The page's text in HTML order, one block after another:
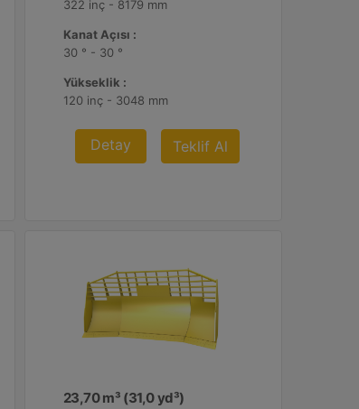
322 inç - 8179 mm
Kanat Açısı :
30 ° - 30 °
Yükseklik :
120 inç - 3048 mm
Detay Teklif Al
23,70 m³ (31,0 yd³)